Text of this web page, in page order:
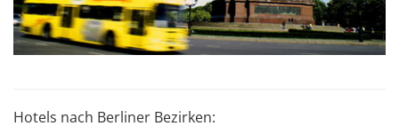
Hotels nach Berliner Bezirken: